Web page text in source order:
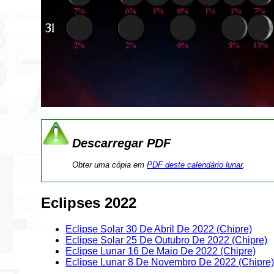
Descarregar PDF
Obter uma cópia emPDF deste calendário lunar.
Eclipses 2022
Eclipse Solar 30 De Abril De 2022 (Chipre)
Eclipse Solar 25 De Outubro De 2022 (Chipre)
Eclipse Lunar 16 De Maio De 2022 (Chipre)
Eclipse Lunar 8 De Novembro De 2022 (Chipre)